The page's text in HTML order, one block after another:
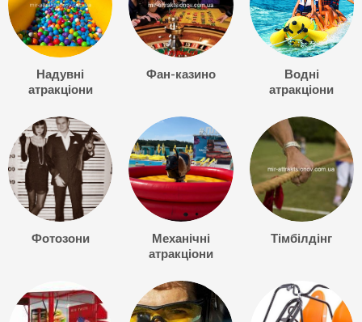
Надувні
атракціони
Фан-казино
Водні
атракціони
Фотозони
Механічні
атракціони
Тімбілдінг